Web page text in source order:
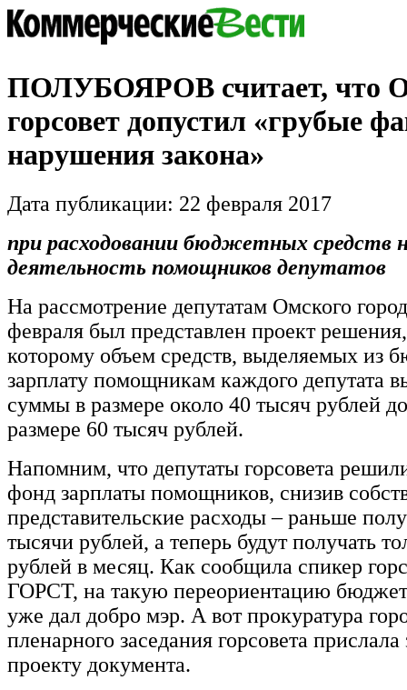
ПОЛУБОЯРОВ считает, что
горсовет допустил «грубые
нарушения закона»
Дата публикации: 22 февраля 2017
при расходовании бюджетных средств
деятельность помощников депутатов
На рассмотрение депутатам Омского
февраля был представлен проект
которому объем средств, выделяемых из
зарплату помощникам каждого депутата
суммы в размере около 40 тысяч рублей
размере 60 тысяч рублей.
Напомним, что депутаты горсовета
фонд зарплаты помощников, снизив
представительские расходы – раньше
тысячи рублей, а теперь будут получать
рублей в месяц. Как сообщила спикер
ГОРСТ, на такую переориентацию
уже дал добро мэр. А вот прокуратура
пленарного заседания горсовета
проекту документа.